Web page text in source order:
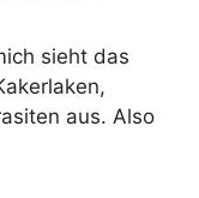
sieht das
aus. Also